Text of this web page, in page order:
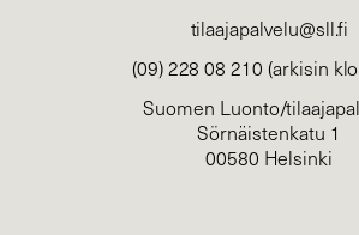
tilaajapalvelu@sll.fi
(09) 228 08 210 (arkisin
Suomen Luonto/
Sörnäistenkatu 1
00580 Helsinki